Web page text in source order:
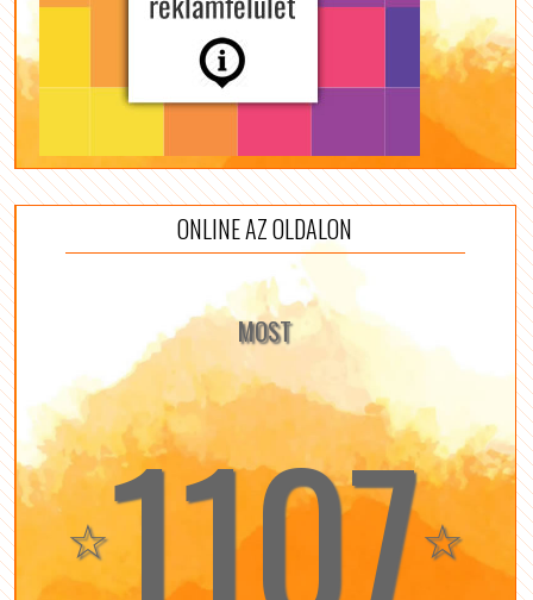
ONLINE AZ OLDALON
MOST
☆1107☆